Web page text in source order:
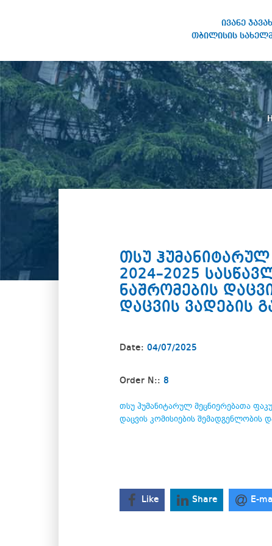
ივანე
თბილისის
STATE UNIVERSITY
თსუ
2024–2025
ნაშრომების
დაცვის ვადების
Date: 04/07/2025
Order N:: 8
თსუ ჰუმანიტარულ მეცნიერებათა
დაცვის კომისიების შემადგენლობის
Like Share E-